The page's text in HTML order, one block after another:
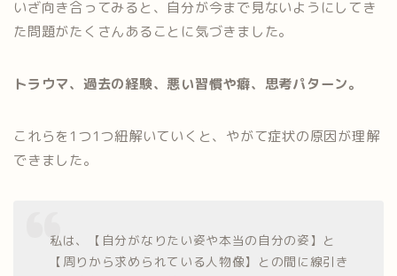
いざ向き合ってみると、自分が今まで見ないようにしてき
た問題がたくさんあることに気づきました。
トラウマ、過去の経験、悪い習慣や癖、思考パターン。
これらを1つ1つ紐解いていくと、やがて症状の原因が理解
できました。
私は、【自分がなりたい姿や本当の自分の姿】と
【周りから求められている人物像】との間に線引き